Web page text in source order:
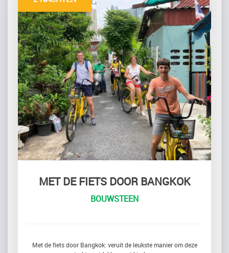
MET DE FIETS DOOR BANGKOK
BOUWSTEEN
Met de fiets door Bangkok: veruit de leukste manier om deze